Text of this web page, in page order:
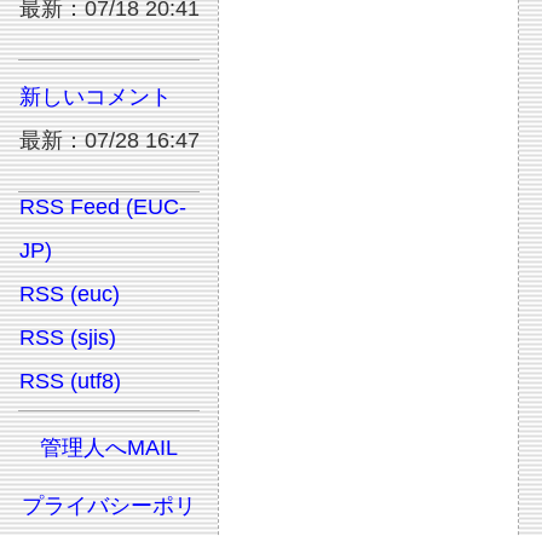
最新：07/18 20:41
新しいコメント
最新：07/28 16:47
RSS Feed (EUC-
JP)
RSS (euc)
RSS (sjis)
RSS (utf8)
管理人へMAIL
プライバシーポリ